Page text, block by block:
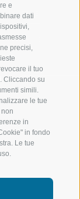
e
dati
precisi,
il tuo
Cliccando su
simili.
le tue
in
in fondo
Le tue
BIKE
FONDO
ACQUA DA